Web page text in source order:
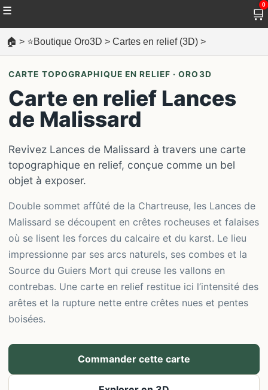
☰ 🛒
0
🏠 > ⭐Boutique Oro3D > Cartes en relief (3D) >
CARTE TOPOGRAPHIQUE EN RELIEF · ORO3D
Carte en relief Lances
de Malissard
Revivez Lances de Malissard à travers une carte
topographique en relief, conçue comme un bel
objet à exposer.
Double sommet affûté de la Chartreuse, les Lances de
Malissard se découpent en crêtes rocheuses et falaises
où se lisent les forces du calcaire et du karst. Le lieu
impressionne par ses arcs naturels, ses combes et la
Source du Guiers Mort qui creuse les vallons en
contrebas. Une carte en relief restitue ici l’intensité des
arêtes et la rupture nette entre crêtes nues et pentes
boisées.
Commander cette carte